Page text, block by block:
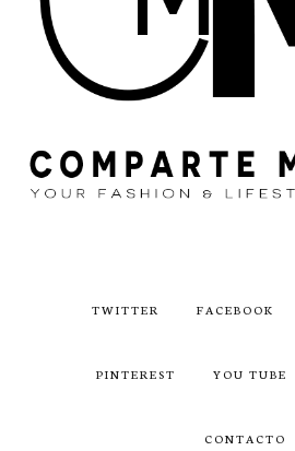
TWITTER FACEBOOK
PINTEREST YOU TUBE
CONTACTO